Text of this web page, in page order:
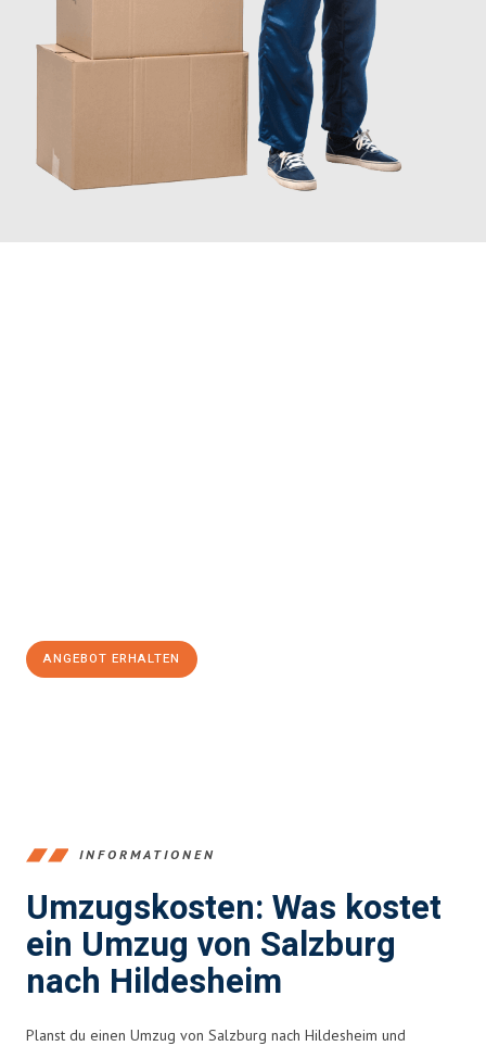
ANGEBOT ERHALTEN
INFORMATIONEN
Umzugskosten: Was kostet
ein Umzug von Salzburg
nach Hildesheim
Planst du einen Umzug von Salzburg nach Hildesheim und